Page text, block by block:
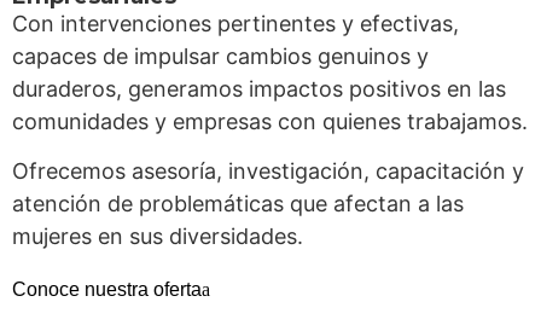
Con intervenciones pertinentes y efectivas,
capaces de impulsar cambios genuinos y
duraderos, generamos impactos positivos en las
comunidades y empresas con quienes trabajamos.
Ofrecemos asesoría, investigación, capacitación y
atención de problemáticas que afectan a las
mujeres en sus diversidades.
Conoce nuestra oferta
identificar barreras,
reconocer rutas de
atención y exigir el
cumplimiento de este
derecho,
especialmente frente
al sistema de salud y la
justicia.
Una guía para